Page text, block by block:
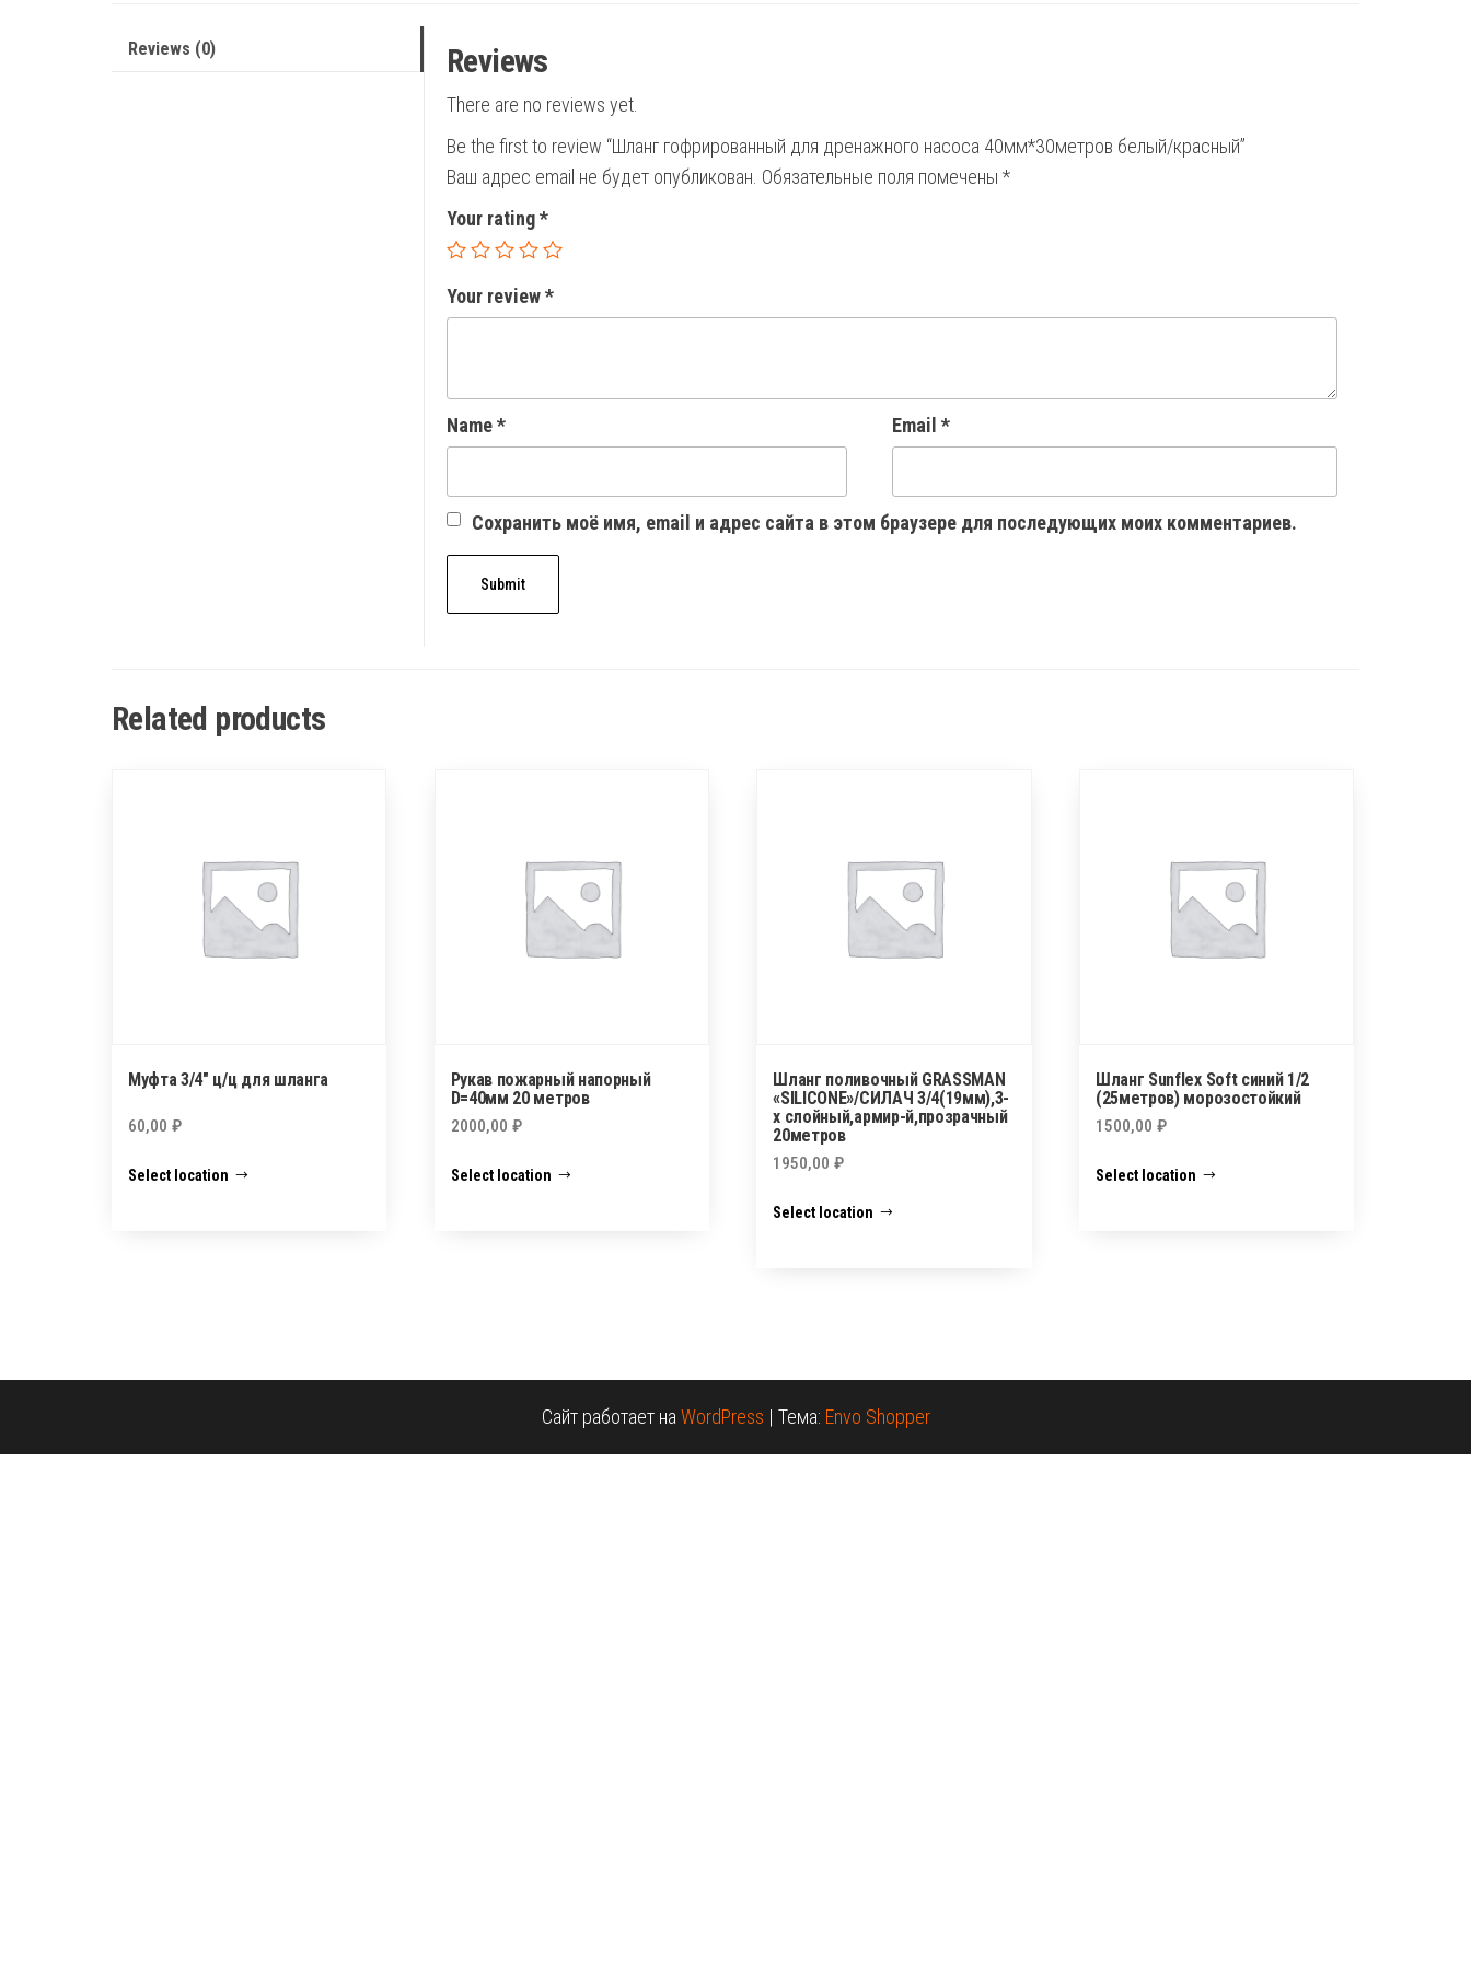
Reviews (0) Reviews
There are no reviews yet.
Be the first to review “Шланг гофрированный для дренажного насоса 40мм*30метров белый/красный”
Ваш адрес email не будет опубликован. Обязательные поля помечены *
Your rating*
Your review*
Name* Email *
Сохранить моё имя, email и адрес сайта в этом браузере для последующих моих комментариев.
Related products
Муфта 3/4″ ц/ц для шланга
60,00 ₽
Select location
Рукав пожарный напорный
D=40мм 20 метров
2000,00 ₽
Select location
Шланг поливочный GRASSMAN
«SILICONE»/СИЛАЧ 3/4(19мм),3-
х слойный,армир-й,прозрачный
20метров
1950,00₽
Select location
Шланг Sunflex Soft синий 1/2
(25метров) морозостойкий
1500,00₽
Select location
Сайт работает на WordPress | Тема: Envo Shopper